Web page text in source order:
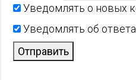
Уведомлять о новых
Уведомлять об
Отправить